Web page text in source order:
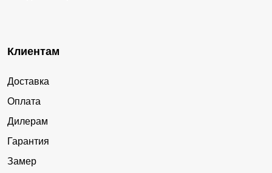
Клиентам
Доставка
Оплата
Дилерам
Гарантия
Замер